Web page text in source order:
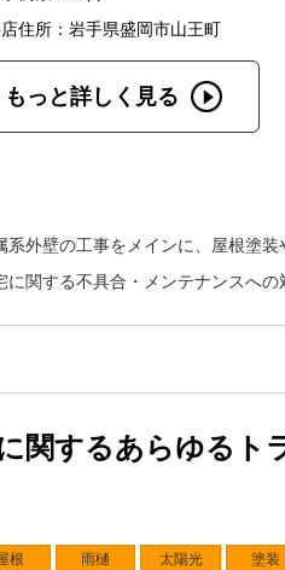
住所：岩手県盛岡市山王町
もっと詳しく見る
外壁の工事をメインに、屋根塗装
関する不具合・メンテナンスへの
関するあらゆるト
根
雨樋 太陽光
塗装